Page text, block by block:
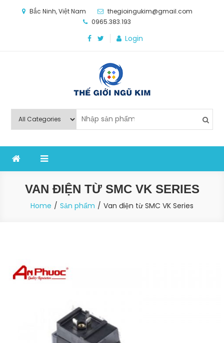
Bắc Ninh, Việt Nam
thegioingukim@gmail.com
0965.383.193
Login
Thế Giới Ngũ Kim
nghiệp sản xuất
VAN ĐIỆN TỪ SMC VK SERIES
Home Sản phẩm Van điện từ SMC VK Series